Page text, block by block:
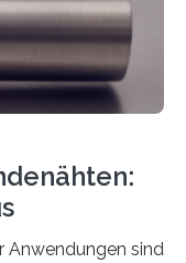
Anwendungen sind